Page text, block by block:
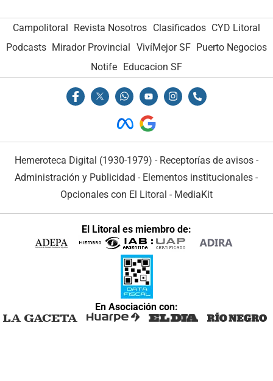
Campolitoral Revista Nosotros Clasificados CYD Litoral
Podcasts Mirador Provincial VivíMejor SF Puerto Negocios
Notife Educacion SF
Hemeroteca Digital (1930-1979) - Receptorías de avisos -
Administración y Publicidad - Elementos institucionales -
Opcionales con El Litoral - MediaKit
El Litoral es miembro de:
En Asociación con: